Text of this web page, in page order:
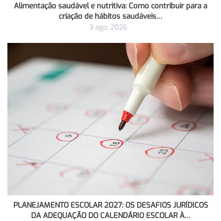
Alimentação saudável e nutritiva: Como contribuir para a
criação de hábitos saudáveis…
3 ago, 2026
PLANEJAMENTO ESCOLAR 2027: OS DESAFIOS JURÍDICOS
DA ADEQUAÇÃO DO CALENDÁRIO ESCOLAR À…